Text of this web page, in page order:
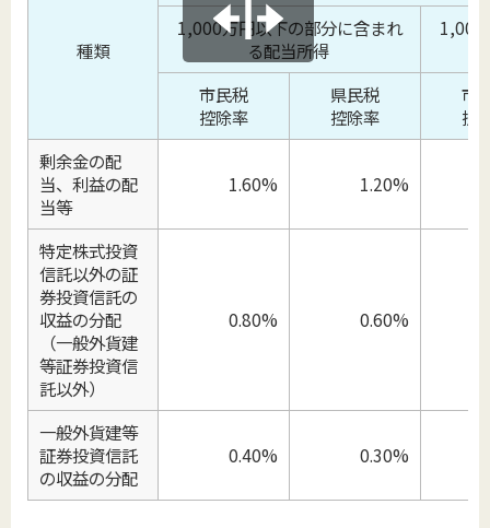
種類
1,000万円以下の部分に含まれ
る配当所得
1,000
市民税
控除率
県民税
控除率
市
控
剰余金の配
当、利益の配
当等
1.60% 1.20%
特定株式投資
信託以外の証
券投資信託の
収益の分配
（一般外貨建
等証券投資信
託以外）
0.80% 0.60%
一般外貨建等
証券投資信託
の収益の分配
0.40% 0.30%